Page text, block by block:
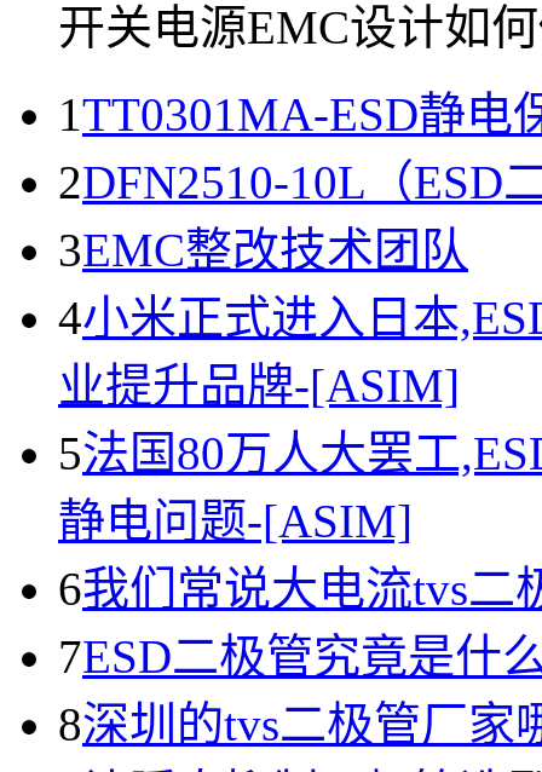
开关电源EMC设计如
1TT0301MA-ESD静电
2DFN2510-10L（ESD
3EMC整改技术团队
4小米正式进入日本
业提升品牌-[ASIM]
5法国80万人大罢工
静电问题-[ASIM]
6我们常说大电流tvs二
7ESD二极管究竟是什
8深圳的tvs二极管厂家